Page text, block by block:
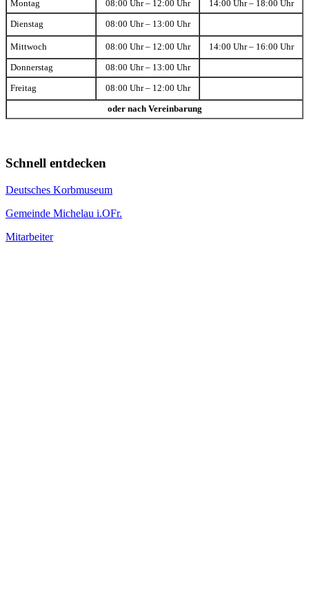
Montag 08:00 Uhr – 12:00 Uhr 14:00 Uhr – 18:00 Uhr
Dienstag 08:00 Uhr – 13:00 Uhr
Mittwoch 08:00 Uhr – 12:00 Uhr 14:00 Uhr – 16:00 Uhr
Donnerstag 08:00 Uhr – 13:00 Uhr
Freitag 08:00 Uhr – 12:00 Uhr
oder nach Vereinbarung
Schnell entdecken
Deutsches Korbmuseum
Gemeinde Michelau i.OFr.
Mitarbeiter